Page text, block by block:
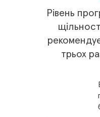
Рівень
трьох